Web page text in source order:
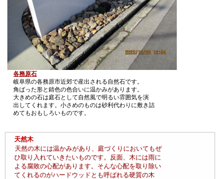
各務原石
岐阜県の各務原市近郊で産出される自然石です。
角ばった形と錆色の色合いに温かみがあります。
大きめの石は庭石として自然風で明るい雰囲気を演
出してくれます。小さめのものは砂利代わりに敷き詰
めてもおもしろいものです。
天然木
天然の木には温かみがあり、庭づくりにおいてもぜ
ひ取り入れていきたいものです。反面、木には雨に
よる腐敗の心配があります。そんな心配を取り除い
てくれるのがハードウッドとも呼ばれる硬質の木